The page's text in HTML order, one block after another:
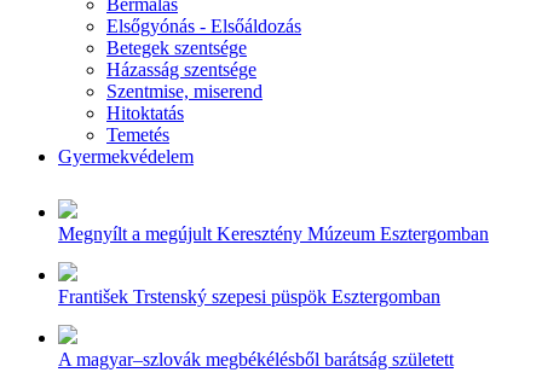
Bérmálás
Elsőgyónás - Elsőáldozás
Betegek szentsége
Házasság szentsége
Szentmise, miserend
Hitoktatás
Temetés
Gyermekvédelem
Megnyílt a megújult Keresztény Múzeum Esztergomban
František Trstenský szepesi püspök Esztergomban
A magyar–szlovák megbékélésből barátság született